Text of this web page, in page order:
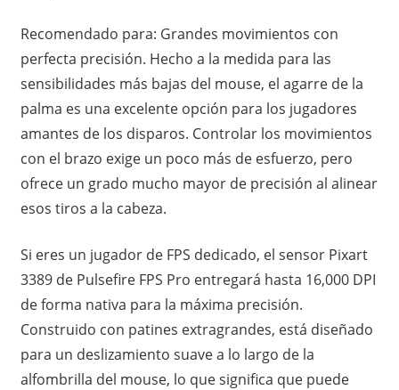
Recomendado para: Grandes movimientos con
perfecta precisión. Hecho a la medida para las
sensibilidades más bajas del mouse, el agarre de la
palma es una excelente opción para los jugadores
amantes de los disparos. Controlar los movimientos
con el brazo exige un poco más de esfuerzo, pero
ofrece un grado mucho mayor de precisión al alinear
esos tiros a la cabeza.
Si eres un jugador de FPS dedicado, el sensor Pixart
3389 de Pulsefire FPS Pro entregará hasta 16,000 DPI
de forma nativa para la máxima precisión.
Construido con patines extragrandes, está diseñado
para un deslizamiento suave a lo largo de la
alfombrilla del mouse, lo que significa que puede